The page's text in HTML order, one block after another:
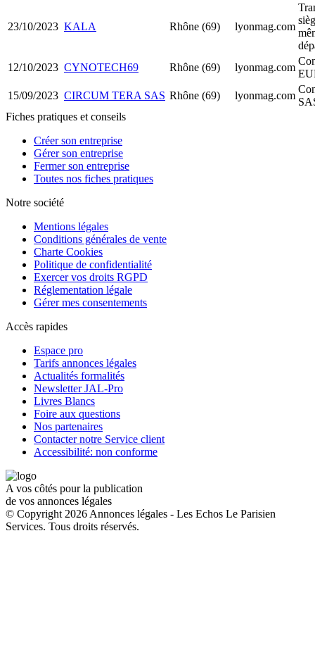
23/10/2023 KALA Rhône (69) lyonmag.com
12/10/2023 CYNOTECH69 Rhône (69) lyonmag.com
15/09/2023 CIRCUM TERA SAS Rhône (69) lyonmag.com
Fiches pratiques et conseils
Créer son entreprise
Gérer son entreprise
Fermer son entreprise
Toutes nos fiches pratiques
Notre société
Mentions légales
Conditions générales de vente
Charte Cookies
Politique de confidentialité
Exercer vos droits RGPD
Réglementation légale
Gérer mes consentements
Accès rapides
Espace pro
Tarifs annonces légales
Actualités formalités
Newsletter JAL-Pro
Livres Blancs
Foire aux questions
Nos partenaires
Contacter notre Service client
Accessibilité: non conforme
A vos côtés pour la publication
de vos annonces légales
© Copyright 2026 Annonces légales - Les Echos Le Parisien
Services. Tous droits réservés.